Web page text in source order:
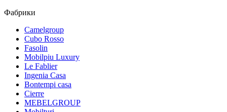
Фабрики
Camelgroup
Cubo Rosso
Fasolin
Mobilpiu Luxury
Le Fablier
Ingenia Casa
Bontempi casa
Cierre
MEBELGROUP